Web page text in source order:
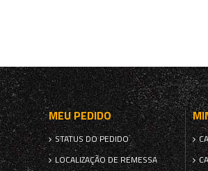
MEU PEDIDO
STATUS DO PEDIDO
LOCALIZAÇÃO DE REMESSA